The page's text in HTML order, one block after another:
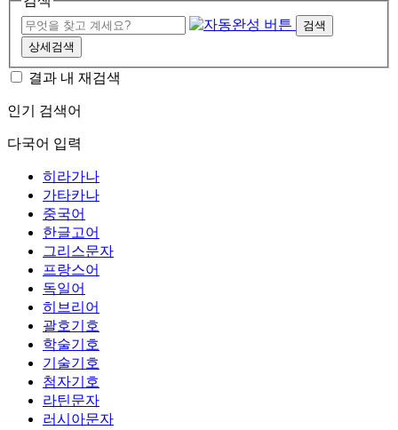
검색
상세검색
결과 내 재검색
인기 검색어
다국어 입력
히라가나
가타카나
중국어
한글고어
그리스문자
프랑스어
독일어
히브리어
괄호기호
학술기호
기술기호
첨자기호
라틴문자
러시아문자